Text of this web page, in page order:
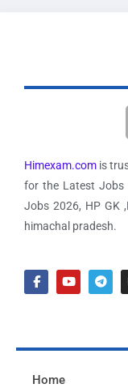
Himexam.com is
for the Latest Jobs
Jobs 2026, HP GK
himachal pradesh.
Home